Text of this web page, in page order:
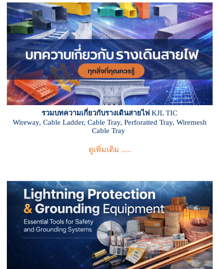
รวมบทความเกี่ยวกับรางเดินสายไฟ KJL TIC
Wireway, Cable Ladder, Cable Tray, Perforatted Tray, Wiremesh
Cable Tray
ดูเพิ่มเติม .....